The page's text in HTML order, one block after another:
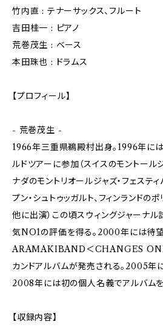
竹内直 : テナーサックス、フルート
吉田桂一 : ピアノ
荒巻茂生 : ベース
本田珠也 : ドラムス
【プロフィール】
- 荒巻茂生 -
1966年三重県鵜殿村出身。1996年に
ルドツアーに参加（スイスのモントール
ナダのモントリオールジャズ・フェスティ
プン・シュトゥッガルト、フィンランドの
他に出演）この頃スウィングジャーナル
気NO1の評価を得る。2000年には待
ARAMAKIBAND＜CHANGES ONE
カンドアルバムが発売される。2005年
2008年には初の個人名義でアルバムを
【収録内容】